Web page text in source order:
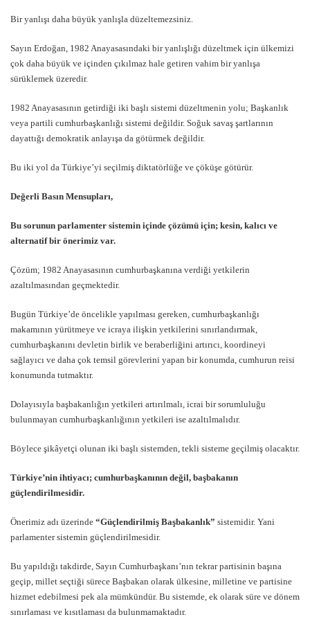
Bir yanlışı daha büyük yanlışla düzeltemezsiniz.
Sayın Erdoğan, 1982 Anayasasındaki bir yanlışlığı düzeltmek için ülkemizi
çok daha büyük ve içinden çıkılmaz hale getiren vahim bir yanlışa
sürüklemek üzeredir.
1982 Anayasasının getirdiği iki başlı sistemi düzeltmenin yolu; Başkanlık
veya partili cumhurbaşkanlığı sistemi değildir. Soğuk savaş şartlarının
dayattığı demokratik anlayışa da götürmek değildir.
Bu iki yol da Türkiye’yi seçilmiş diktatörlüğe ve çöküşe götürür.
Değerli Basın Mensupları,
Bu sorunun parlamenter sistemin içinde çözümü için; kesin, kalıcı ve
alternatif bir önerimiz var.
Çözüm; 1982 Anayasasının cumhurbaşkanına verdiği yetkilerin
azaltılmasından geçmektedir.
Bugün Türkiye’de öncelikle yapılması gereken, cumhurbaşkanlığı
makamının yürütmeye ve icraya ilişkin yetkilerini sınırlandırmak,
cumhurbaşkanını devletin birlik ve beraberliğini artırıcı, koordineyi
sağlayıcı ve daha çok temsil görevlerini yapan bir konumda, cumhurun reisi
konumunda tutmaktır.
Dolayısıyla başbakanlığın yetkileri artırılmalı, icrai bir sorumluluğu
bulunmayan cumhurbaşkanlığının yetkileri ise azaltılmalıdır.
Böylece şikâyetçi olunan iki başlı sistemden, tekli sisteme geçilmiş olacaktır.
Türkiye’nin ihtiyacı; cumhurbaşkanının değil, başbakanın
güçlendirilmesidir.
Önerimiz adı üzerinde “Güçlendirilmiş Başbakanlık” sistemidir. Yani
parlamenter sistemin güçlendirilmesidir.
Bu yapıldığı takdirde, Sayın Cumhurbaşkanı’nın tekrar partisinin başına
geçip, millet seçtiği sürece Başbakan olarak ülkesine, milletine ve partisine
hizmet edebilmesi pek ala mümkündür. Bu sistemde, ek olarak süre ve dönem
sınırlaması ve kısıtlaması da bulunmamaktadır.